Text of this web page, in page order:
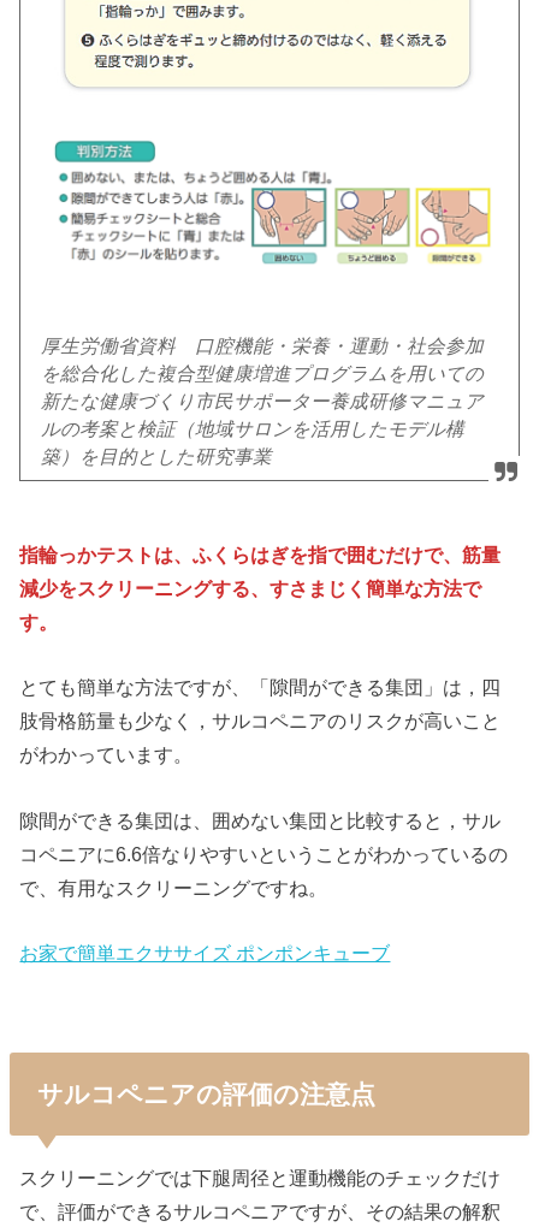
厚生労働省資料 口腔機能・栄養・運動・社会参加
を総合化した複合型健康増進プログラムを用いての
新たな健康づくり市民サポーター養成研修マニュア
ルの考案と検証（地域サロンを活用したモデル構
築）を目的とした研究事業
指輪っかテストは、ふくらはぎを指で囲むだけで、筋量
減少をスクリーニングする、すさまじく簡単な方法で
す。
とても簡単な方法ですが、「隙間ができる集団」は，四
肢骨格筋量も少なく，サルコペニアのリスクが高いこと
がわかっています。
隙間ができる集団は、囲めない集団と比較すると，サル
コペニアに6.6倍なりやすいということがわかっているの
で、有用なスクリーニングですね。
お家で簡単エクササイズ ポンポンキューブ
サルコペニアの評価の注意点
スクリーニングでは下腿周径と運動機能のチェックだけ
で、評価ができるサルコペニアですが、その結果の解釈